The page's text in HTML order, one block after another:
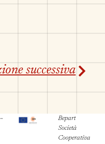
successiva
Bepart
Società
Cooperativa